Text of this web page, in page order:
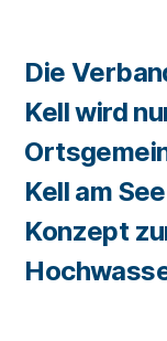
Die
Kell wird
Kell am
Konzept